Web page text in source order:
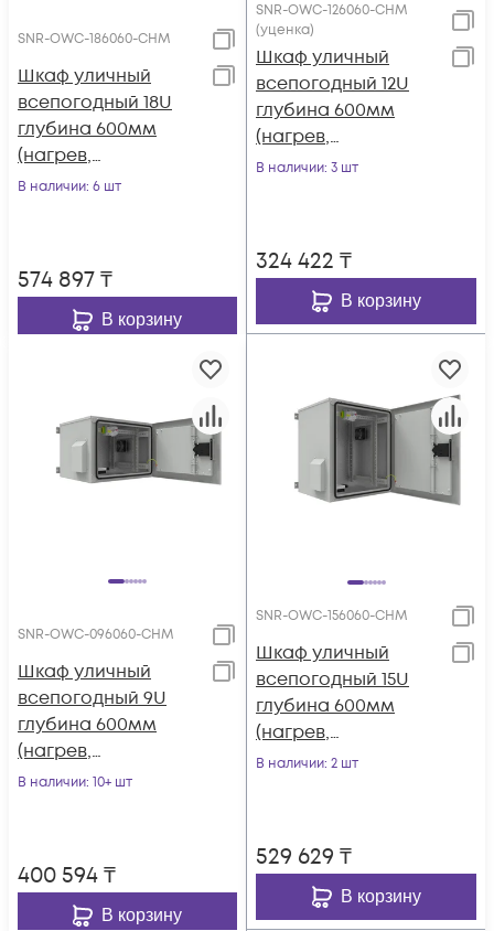
SNR-OWC-186060-CHM
Шкаф уличный
всепогодный 18U
глубина 600мм
(нагрев,
охлаждение,
В наличии: 6 шт
574 897₸
В корзину
SNR-OWC-126060-CHM
(уценка)
Шкаф уличный
всепогодный 12U
глубина 600мм
(нагрев,
охлаждение,
В наличии: 3 шт
324 422 ₸
В корзину
SNR-OWC-096060-CHM
Шкаф уличный
всепогодный 9U
глубина 600мм
(нагрев,
охлаждение,
В наличии: 10+ шт
400 594₸
В корзину
SNR-OWC-156060-CHM
Шкаф уличный
всепогодный 15U
глубина 600мм
(нагрев,
охлаждение,
В наличии: 2 шт
529 629 ₸
В корзину